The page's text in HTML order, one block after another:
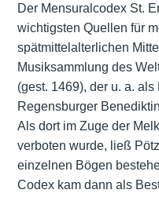
Der Mensuralcodex St.
wichtigsten Quellen für
spätmittelalterlichen
Musiksammlung des
(gest. 1469), der u. a.
Regensburger
Als dort im Zuge der
verboten wurde, ließ
einzelnen Bögen
Codex kam dann als